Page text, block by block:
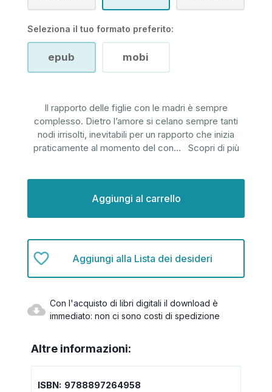
Seleziona il tuo formato preferito:
epub mobi
Il rapporto delle figlie con le madri è sempre
complesso. Dietro l’amore si celano sempre tanti
nodi irrisolti, inevitabili per un rapporto che inizia
praticamente al momento del con... Scopri di più
Aggiungi alla Lista dei desideri
Con l'acquisto di libri digitali il download è
immediato: non ci sono costi di spedizione
Altre informazioni:
ISBN: 9788897264958